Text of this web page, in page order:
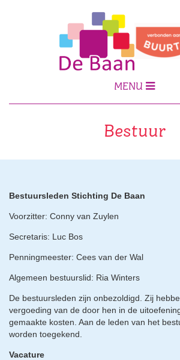
MENU
Bestuur
Bestuursleden Stichting De Baan
Voorzitter: Conny van Zuylen
Secretaris: Luc Bos
Penningmeester: Cees van der Wal
Algemeen bestuurslid: Ria Winters
De bestuursleden zijn onbezoldigd. Zij
vergoeding van de door hen in de
gemaakte kosten. Aan de leden van het
worden toegekend.
Vacature